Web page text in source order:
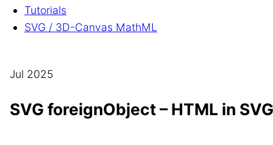
Tutorials
SVG / 3D-Canvas MathML
Jul 2025
SVG foreignObject – HTML in